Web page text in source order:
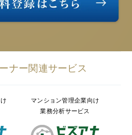
ナー関連サービス
マンション管理企業向け
業務分析サービス